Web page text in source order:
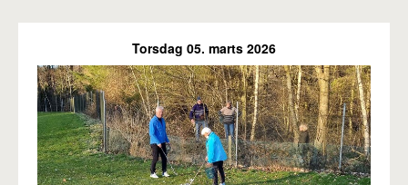
Torsdag 05. marts 2026